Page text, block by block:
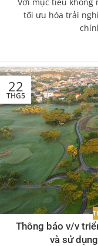
tối ưu hóa trải
22
THG5
Thông báo v/v
và sử